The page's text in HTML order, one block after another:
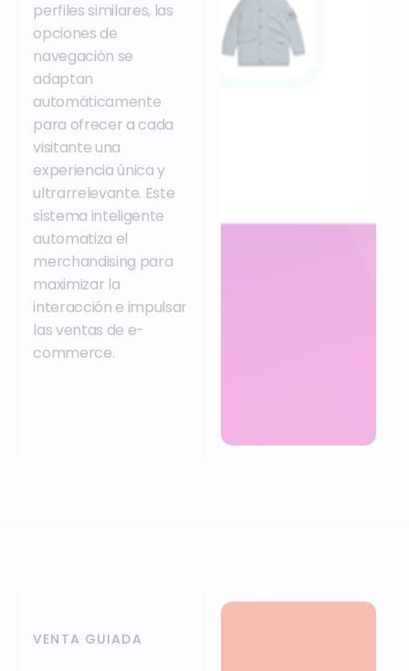
perfiles similares, las
opciones de
navegación se
adaptan
automáticamente
para ofrecer a cada
visitante una
experiencia única y
ultrarrelevante. Este
sistema inteligente
automatiza el
merchandising para
maximizar la
interacción e impulsar
las ventas de e-
commerce.
VENTA GUIADA